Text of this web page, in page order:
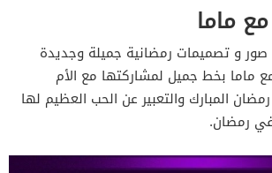
ماما
و تصميمات رمضانية جميلة وجديدة
ماما بخط جميل لمشاركتها مع الأم
المبارك والتعبير عن الحب العظيم لها
رمضان.